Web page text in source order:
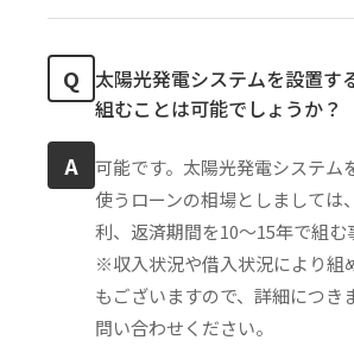
Q 太陽光発電システムを設置す
組むことは可能でしょうか？
A
可能です。太陽光発電システム
使うローンの相場としましては
利、返済期間を10〜15年で組む
※収入状況や借入状況により組
もございますので、詳細につき
問い合わせください。